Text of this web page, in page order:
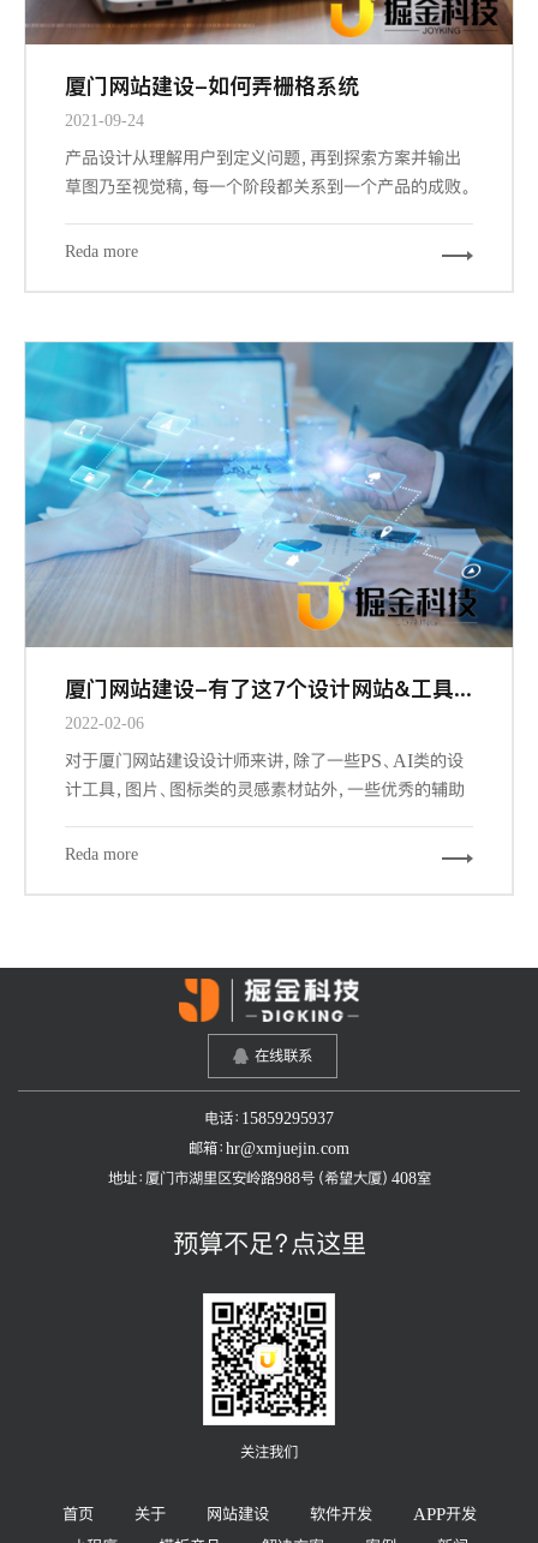
厦门网站建设-如何弄栅格系统
2021-09-24
产品设计从理解用户到定义问题，再到探索方案并输出
草图乃至视觉稿，每一个阶段都关系到一个产品的成败。
阶段，也是最大程度占据我们工作场景的内容。其中关键
Reda more
厦门网站建设-有了这7个设计网站&工具，做设计更有谱了
2022-02-06
对于厦门网站建设设计师来讲，除了一些PS、AI类的设
计工具，图片、图标类的灵感素材站外，一些优秀的辅助
我们的设计工作。下面给大家推荐7个必备的辅助工具和
Reda more
在线联系
电话：15859295937
邮箱：hr@xmjuejin.com
地址：厦门市湖里区安岭路988号（希望大厦）408室
预算不足？点这里
关注我们
首页 关于 网站建设 软件开发
APP开发